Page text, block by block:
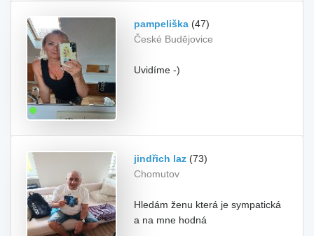
pampeliška (47)
České Budějovice
Uvidíme -)
jindřich laz (73)
Chomutov
Hledám ženu která je sympatická
a na mne hodná